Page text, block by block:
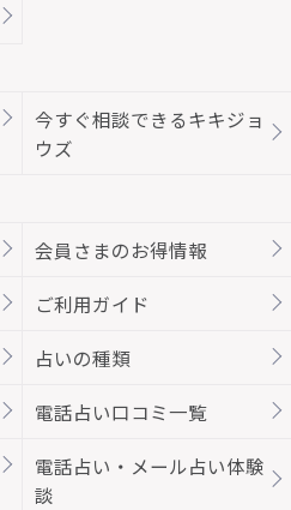
今すぐ相談できるキキジョ
ウズ
会員さまのお得情報
ご利用ガイド
占いの種類
電話占い口コミ一覧
電話占い・メール占い体験
談